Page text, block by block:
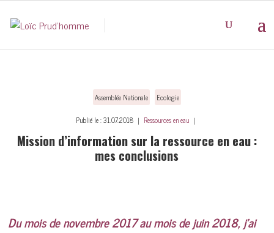
Assemblée Nationale Ecologie
Publié le : 31.07.2018 ｜ Ressources en eau ｜
Mission d’information sur la ressource en eau :
mes conclusions
Du mois de novembre 2017 au mois de juin 2018, j’ai